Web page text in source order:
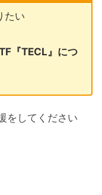
たい
『TECL』につ
をしてください